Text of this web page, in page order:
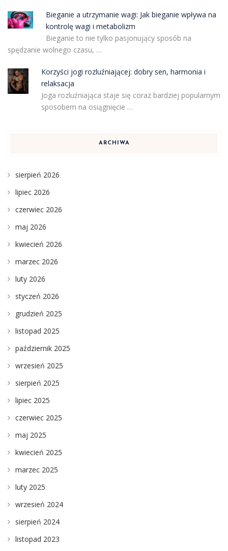
Bieganie a utrzymanie wagi: Jak bieganie wpływa na
kontrolę wagi i metabolizm
Bieganie to nie tylko pasjonujący sposób na
spędzanie wolnego czasu, …
Korzyści jogi rozluźniającej: dobry sen, harmonia i
relaksacja
Joga rozluźniająca staje się coraz bardziej popularnym
sposobem na osiągnięcie …
ARCHIWA
sierpień 2026
lipiec 2026
czerwiec 2026
maj 2026
kwiecień 2026
marzec 2026
luty 2026
styczeń 2026
grudzień 2025
listopad 2025
październik 2025
wrzesień 2025
sierpień 2025
lipiec 2025
czerwiec 2025
maj 2025
kwiecień 2025
marzec 2025
luty 2025
wrzesień 2024
sierpień 2024
listopad 2023